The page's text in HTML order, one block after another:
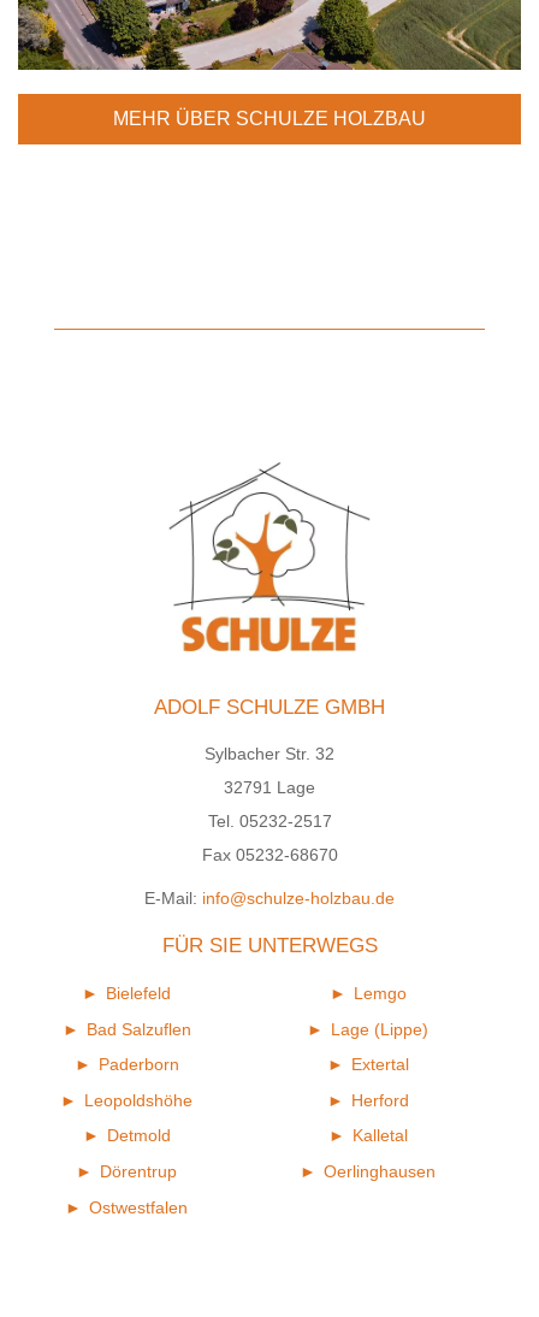
MEHR ÜBER SCHULZE HOLZBAU
ADOLF SCHULZE GMBH
Sylbacher Str. 32
32791 Lage
Tel. 05232-2517
Fax 05232-68670
E-Mail: info@schulze-holzbau.de
FÜR SIE UNTERWEGS
Bielefeld
Lemgo
Bad Salzuflen
Lage (Lippe)
Paderborn
Extertal
Leopoldshöhe
Herford
Detmold
Kalletal
Dörentrup
Oerlinghausen
Ostwestfalen